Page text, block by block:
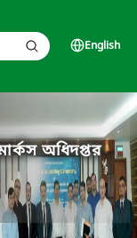
English
অধিদপ্তর